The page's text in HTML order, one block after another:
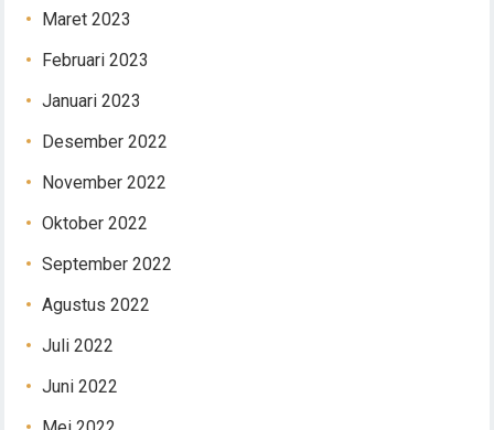
Maret 2023
Februari 2023
Januari 2023
Desember 2022
November 2022
Oktober 2022
September 2022
Agustus 2022
Juli 2022
Juni 2022